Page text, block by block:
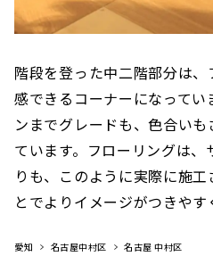
階段を登った中二階部分は
感できるコーナーになってい
ンまでグレードも、色合い
ています。フローリングは
りも、このように実際に施
とでよりイメージがつきやす
愛知 名古屋中村区
名古屋 中村区